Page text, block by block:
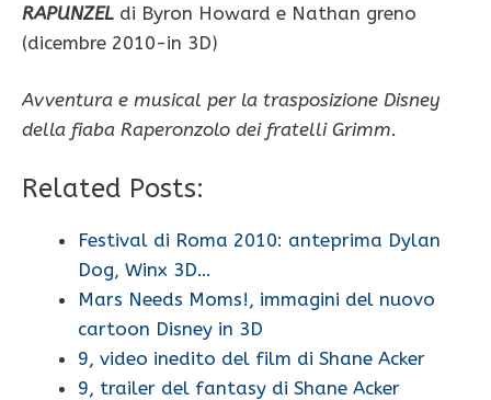
RAPUNZEL di Byron Howard e Nathan greno
(dicembre 2010-in 3D)
Avventura e musical per la trasposizione Disney
della fiaba Raperonzolo dei fratelli Grimm.
Related Posts:
Festival di Roma 2010: anteprima Dylan
Dog, Winx 3D…
Mars Needs Moms!, immagini del nuovo
cartoon Disney in 3D
9, video inedito del film di Shane Acker
9, trailer del fantasy di Shane Acker